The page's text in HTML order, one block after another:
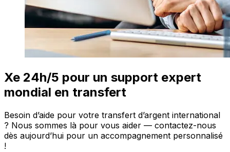
Xe 24h/5 pour un support expert
mondial en transfert
Besoin d’aide pour votre transfert d’argent international
? Nous sommes là pour vous aider — contactez-nous
dès aujourd’hui pour un accompagnement personnalisé
!